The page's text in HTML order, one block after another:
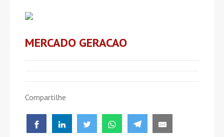
MERCADO GERACAO
Compartilhe